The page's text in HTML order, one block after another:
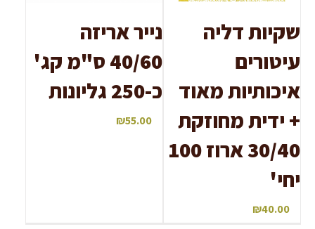
שקיות דליה
עיטורים
איכותיות מאוד
+ ידית מחוזקת
30/40 ארוז 100
יחי'
₪40.00
נייר אריזה
40/60 ס"מ קג'
כ-250 גליונות
₪55.00